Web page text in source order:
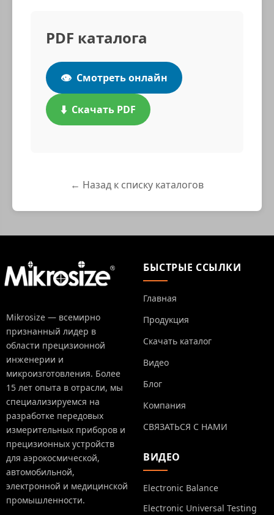
PDF каталога
👁️ Смотреть онлайн
⬇️ Скачать PDF
← Назад к списку каталогов
Mikrosize — всемирно
признанный лидер в
области прецизионной
инженерии и
микроизготовления. Более
15 лет опыта в отрасли, мы
специализируемся на
разработке передовых
измерительных приборов и
прецизионных устройств
для аэрокосмической,
автомобильной,
электронной и медицинской
промышленности.
БЫСТРЫЕ ССЫЛКИ
Главная
Продукция
Скачать каталог
Видео
Блог
Компания
СВЯЗАТЬСЯ С НАМИ
ВИДЕО
Electronic Balance
Electronic Universal Testing